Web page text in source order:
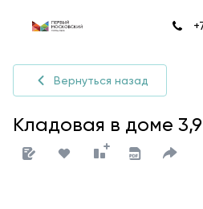
Вернуться назад
Кладовая в доме